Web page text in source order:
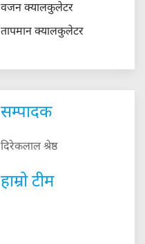
वजन क्यालकुलेटर
तापमान क्यालकुलेटर
सम्पादक
दिरेकलाल श्रेष्ठ
हाम्रो टीम